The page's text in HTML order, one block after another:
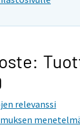
relevanssi